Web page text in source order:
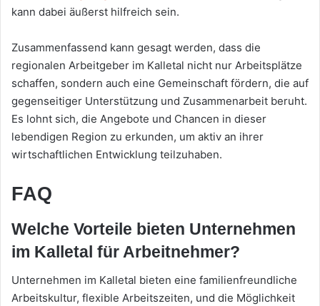
kann dabei äußerst hilfreich sein.
Zusammenfassend kann gesagt werden, dass die
regionalen Arbeitgeber im Kalletal nicht nur Arbeitsplätze
schaffen, sondern auch eine Gemeinschaft fördern, die auf
gegenseitiger Unterstützung und Zusammenarbeit beruht.
Es lohnt sich, die Angebote und Chancen in dieser
lebendigen Region zu erkunden, um aktiv an ihrer
wirtschaftlichen Entwicklung teilzuhaben.
FAQ
Welche Vorteile bieten Unternehmen
im Kalletal für Arbeitnehmer?
Unternehmen im Kalletal bieten eine familienfreundliche
Arbeitskultur, flexible Arbeitszeiten, und die Möglichkeit